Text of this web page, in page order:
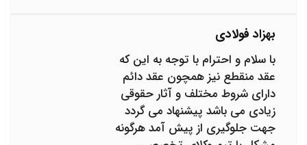
بهزاد فولادی
با سلام و احترام با توجه به این که
عقد منقطع نیز همچون عقد دائم
دارای شروط مختلف و آثار حقوقی
زیادی می باشد پیشنهاد می گردد
جهت جلوگیری از پیش آمد هرگونه